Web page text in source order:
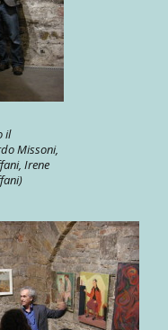
il
Missoni,
Irene